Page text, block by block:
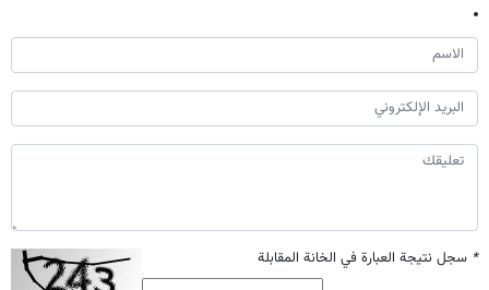
* سجل نتيجة العبارة في الخانة المقابلة